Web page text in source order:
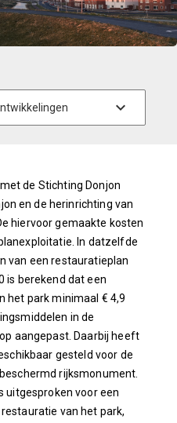
de Stichting Donjon
en de herinrichting van
hiervoor gemaakte kosten
In datzelfde
van een restauratieplan
is berekend dat een
het park minimaal € 4,9
in de
aangepast. Daarbij heeft
gesteld voor de
rijksmonument.
uitgesproken voor een
van het park,